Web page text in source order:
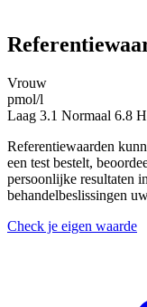
Vrouw
pmol/l
Laag 3.1 Normaal 6.8
Referentiewaarden
een test bestelt,
persoonlijke resultaten
behandelbeslissingen
Check je eigen waarde